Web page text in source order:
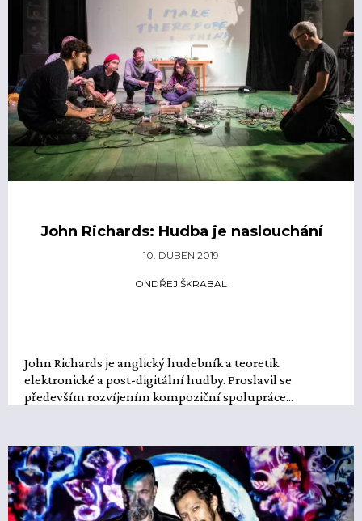
John Richards: Hudba je naslouchání
10. DUBEN 2019
ONDŘEJ ŠKRABAL
John Richards je anglický hudebník a teoretik
elektronické a post-digitální hudby. Proslavil se
především rozvíjením kompoziční spolupráce...